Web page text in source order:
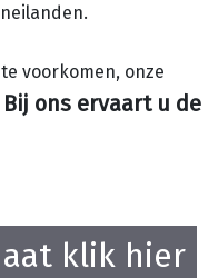
voorkomen, onze
Bij ons ervaart u de
klik hier